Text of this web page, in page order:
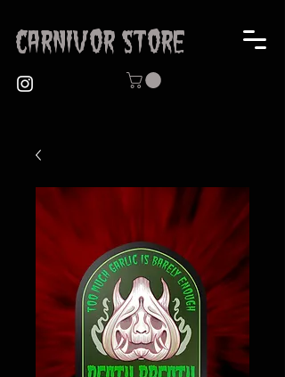
CARNIVOR STORE